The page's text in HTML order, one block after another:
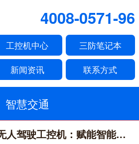
4008-0571-96
工控机中心 三防笔记本
新闻资讯 联系方式
智慧交通
无人驾驶工控机：赋能智能交通时代的可靠“车载大脑”